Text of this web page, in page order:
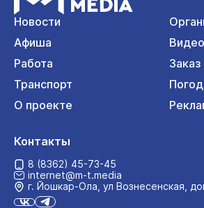
Новости
Афиша
Видео
Работа
Транспорт
О проекте
Контакты
8 (8362) 45-73-45
internet@m-t.media
г. Йошкар‑Ола, ул Вознесенская,